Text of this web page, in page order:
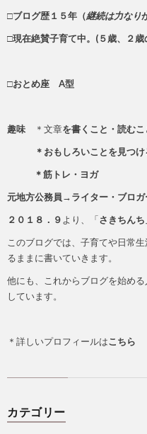
□ブログ歴１５年（継続は力なり
□現在絶賛子育て中。(５歳、２歳
□おとめ座 A型
趣味 ＊文章を書くこと・読むこ
＊おもしろいことを見つけ
＊筋トレ・ヨガ
元地方公務員→ライター・ブロガ
２０１８．９より、「さきちん
このブログでは、子育てや日常
るままに書いていきます。
他にも、これからブログを始め
しています。
＊詳しいプロフィールはこちら
カテゴリー